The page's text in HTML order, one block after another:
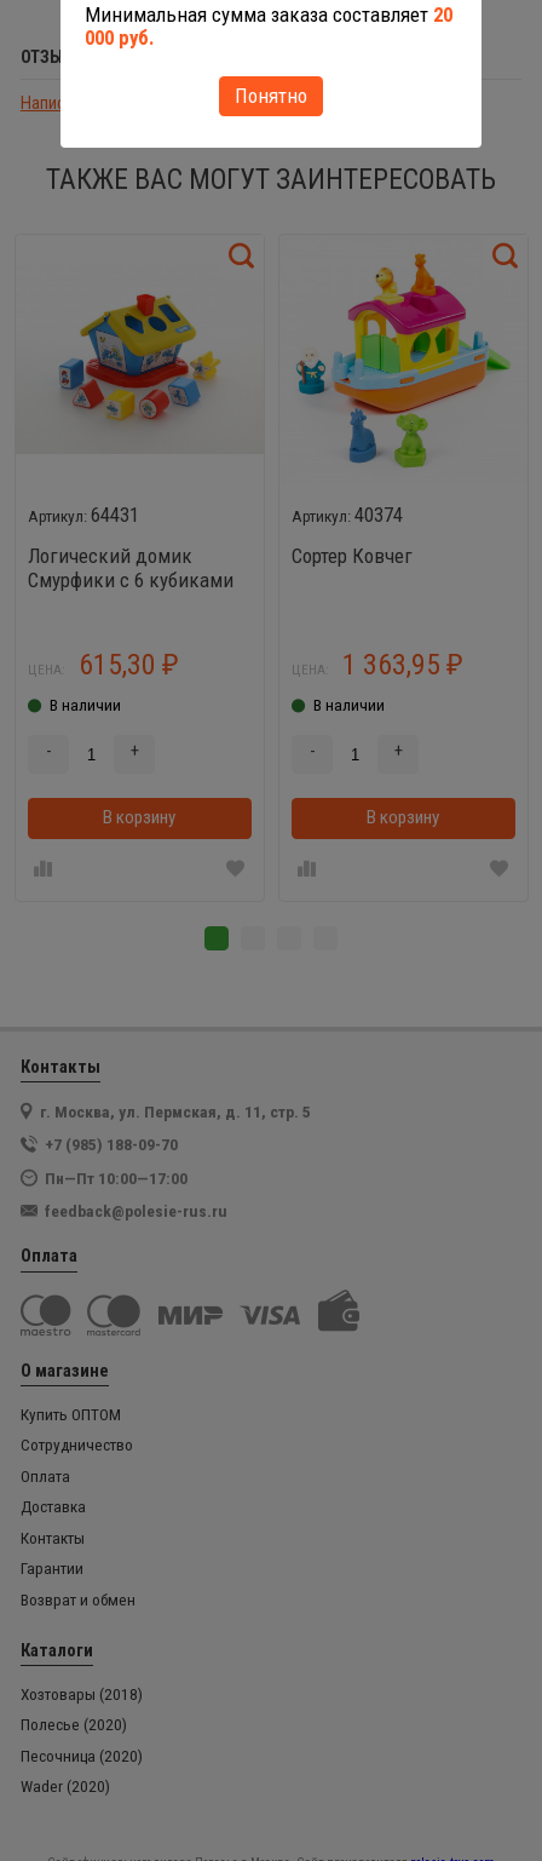
ОТЗЫВЫ (0)
Написать отзыв
ТАКЖЕ ВАС МОГУТ ЗАИНТЕРЕСОВАТЬ
64431
Логический домик
Смурфики с 6 кубиками
ЦЕНА: 615,30 ₽
В наличии
- +
В корзину В корзинке
40374
Сортер Ковчег
ЦЕНА: 1 363,95 ₽
В наличии
- +
В корзину
Контакты
г. Москва, ул. Пермская, д. 11, стр. 5
+7 (985) 188-09-70
Пн—Пт 10:00—17:00
feedback@polesie-rus.ru
Оплата
О магазине
Купить ОПТОМ
Сотрудничество
Оплата
Доставка
Контакты
Гарантии
Возврат и обмен
Каталоги
Хозтовары (2018)
Полесье (2020)
Песочница (2020)
Wader (2020)
Минимальная сумма заказа составляет 20
000 руб.
Понятно